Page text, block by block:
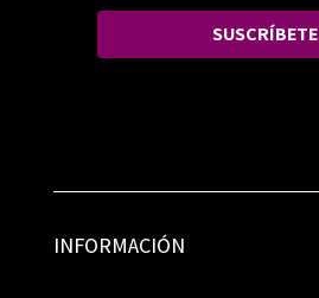
SUSCRÍBETE
INFORMACIÓN